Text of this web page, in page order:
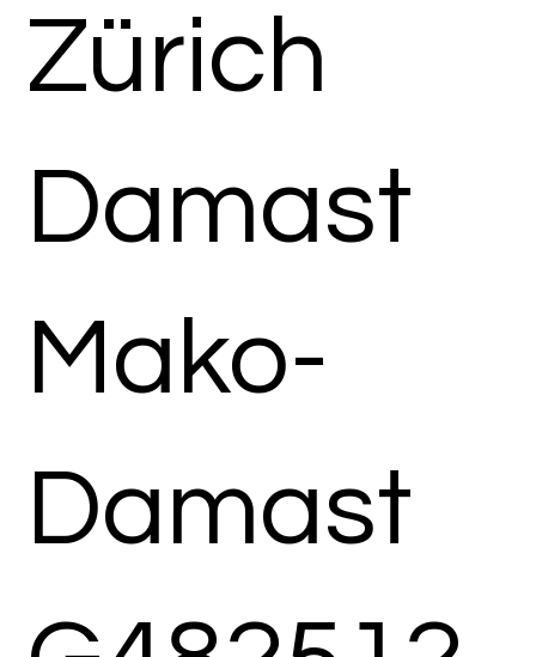
Zürich
Damast
Mako-
Damast